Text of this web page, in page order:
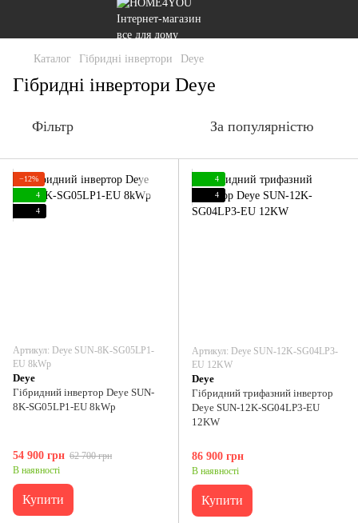
Каталог Гібридні інвертори Deye
Гібридні інвертори Deye
Фільтр За популярністю
−12%
4
4
Артикул: Deye SUN-8K-SG05LP1-
EU 8kWp
Deye
Гібридний інвертор Deye SUN-
8K-SG05LP1-EU 8kWp
54 900 грн 62 700 грн
В наявності
Купити
4
4
Артикул: Deye SUN-12K-SG04LP3-
EU 12KW
Deye
Гібридний трифазний інвертор
Deye SUN-12K-SG04LP3-EU
12KW
86 900 грн
В наявності
Купити